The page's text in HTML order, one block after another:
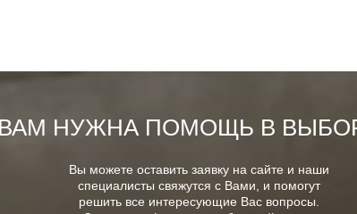
НУЖНА ПОМОЩЬ В
Вы можете оставить заявку на сайте и наши
специалисты свяжутся с Вами, и помогут
решить все интересующие Вас вопросы.